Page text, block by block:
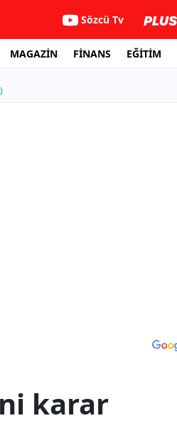
Sözcü Tv
MAGAZİN FİNANS EĞİTİM
karar